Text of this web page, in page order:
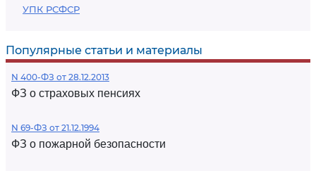
УПК РСФСР
Популярные статьи и материалы
N 400-ФЗ от 28.12.2013
ФЗ о страховых пенсиях
N 69-ФЗ от 21.12.1994
ФЗ о пожарной безопасности